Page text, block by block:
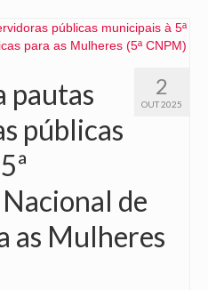
2
OUT 2025
pautas
públicas
de
as Mulheres